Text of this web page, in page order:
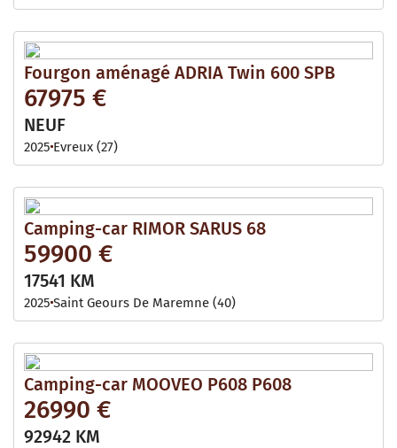
Fourgon aménagé ADRIA Twin 600 SPB
67975 €
NEUF
2025 Evreux (27)
Camping-car RIMOR SARUS 68
59900 €
17541 KM
2025 Saint Geours De Maremne (40)
Camping-car MOOVEO P608 P608
26990 €
92942 KM